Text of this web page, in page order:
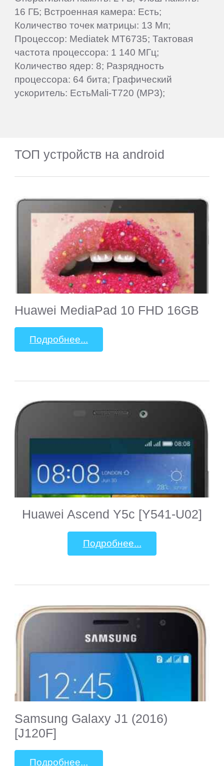
16 ГБ; Встроенная камера: Есть;
Количество точек матрицы: 13 Мп;
Процессор: Mediatek MT6735; Тактовая
частота процессора: 1 140 МГц;
Количество ядер: 8; Разрядность
процессора: 64 бита; Графический
ускоритель: ЕстьMali-T720 (MP3);
ТОП устройств на android
Huawei MediaPad 10 FHD 16GB
Подробнее...
Huawei Ascend Y5c [Y541-U02]
Подробнее...
Samsung Galaxy J1 (2016)
[J120F]
Подробнее...